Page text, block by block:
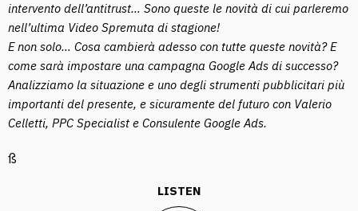
intervento dell’antitrust… Sono queste le novità di cui parleremo
nell’ultima Video Spremuta di stagione!
E non solo… Cosa cambierà adesso con tutte queste novità? E
come sarà impostare una campagna Google Ads di successo?
Analizziamo la situazione e uno degli strumenti pubblicitari più
importanti del presente, e sicuramente del futuro con Valerio
Celletti, PPC Specialist e Consulente Google Ads.
ß
LISTEN